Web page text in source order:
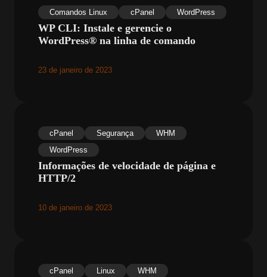
Comandos Linux cPanel WordPress
WP CLI: Instale e gerencie o
WordPress® na linha de comando
23 de janeiro de 2023
cPanel Segurança
WHM
WordPress
Informações de velocidade de página e
HTTP/2
10 de janeiro de 2023
cPanel Linux WHM